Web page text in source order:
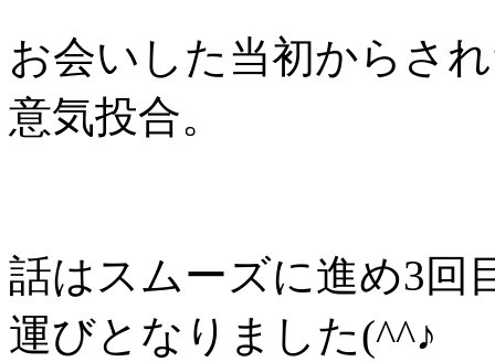
お会いした当初からさ
意気投合。
話はスムーズに進め3回
運びとなりました(^^♪